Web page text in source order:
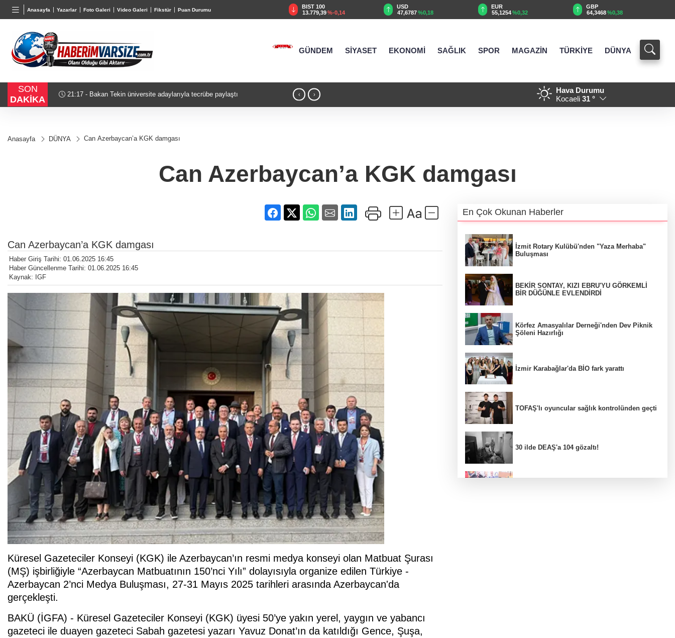
Anasayfa Yazarlar Foto Galeri Video Galeri Fikstür Puan Durumu
BGN
27,9743 %-0,22
VND
0,0018%0,32
6.660,55
BIST 100
13.779,39 %-0,14
USD
47,6787%0,18
EUR
55,1254 %0,32
GBP
64,3468%0,38
GÜNDEM SİYASET EKONOMİ SAĞLIK SPOR MAGAZİN TÜRKİYE DÜNYA
SON
DAKİKA
21:17 - Bakan Tekin üniversite adaylarıyla tecrübe paylaştı 21:01 - Eyüpsultan
‹ ›
Hava Durumu
Kocaeli 31 °
Anasayfa DÜNYA Can Azerbaycan’a KGK damgası
Can Azerbaycan’a KGK damgası
Can Azerbaycan’a KGK damgası
Haber Giriş Tarihi: 01.06.2025 16:45
Haber Güncellenme Tarihi: 01.06.2025 16:45
Kaynak: IGF
Küresel Gazeteciler Konseyi (KGK) ile Azerbaycan’ın resmi medya konseyi olan Matbuat Şurası
(MŞ) işbirliğiyle “Azerbaycan Matbuatının 150’nci Yılı” dolayısıyla organize edilen Türkiye -
Azerbaycan 2’nci Medya Buluşması, 27-31 Mayıs 2025 tarihleri arasında Azerbaycan'da
gerçekleşti.
BAKÜ (İGFA) - Küresel Gazeteciler Konseyi (KGK) üyesi 50’ye yakın yerel, yaygın ve yabancı
gazeteci ile duayen gazeteci Sabah gazetesi yazarı Yavuz Donat’ın da katıldığı Gence, Şuşa,
En Çok Okunan Haberler
İzmit Rotary Kulübü'nden "Yaza Merhaba"
Buluşması
BEKİR SONTAY, KIZI EBRU'YU GÖRKEMLİ
BİR DÜĞÜNLE EVLENDİRDİ
Körfez Amasyalılar Derneği'nden Dev Piknik
Şöleni Hazırlığı
İzmir Karabağlar'da BİO fark yarattı
TOFAŞ'lı oyuncular sağlık kontrolünden geçti
30 ilde DEAŞ'a 104 gözaltı!